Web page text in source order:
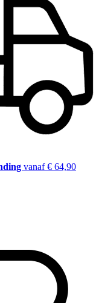
vanaf € 64,90